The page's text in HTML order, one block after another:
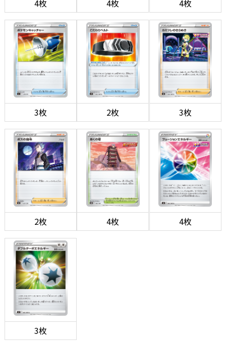
4枚 4枚 4枚
3枚 2枚 3枚
2枚 4枚 4枚
3枚